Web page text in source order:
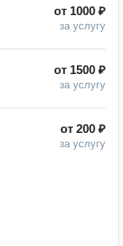
от 1000 ₽
за услугу
от 1500 ₽
за услугу
от 200 ₽
за услугу